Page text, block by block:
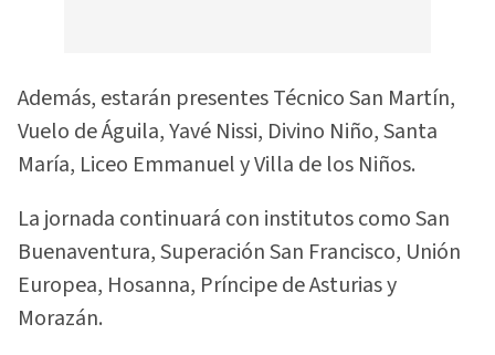
Además, estarán presentes Técnico San Martín,
Vuelo de Águila, Yavé Nissi, Divino Niño, Santa
María, Liceo Emmanuel y Villa de los Niños.
La jornada continuará con institutos como San
Buenaventura, Superación San Francisco, Unión
Europea, Hosanna, Príncipe de Asturias y
Morazán.